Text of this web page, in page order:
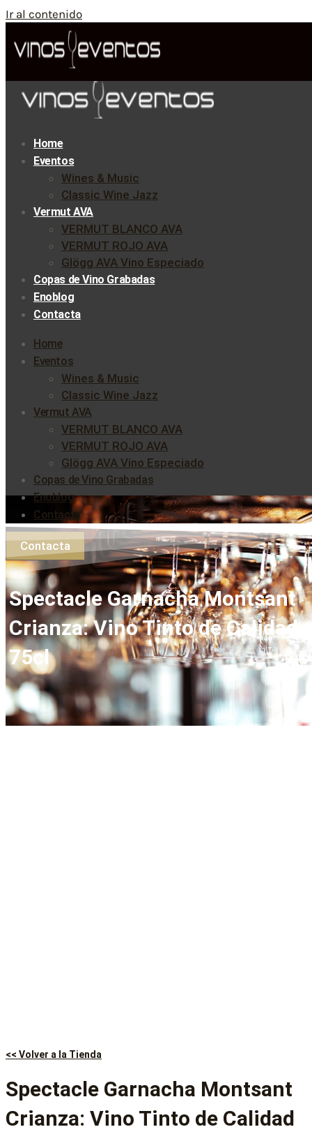
Ir al contenido
Home
Eventos
Wines & Music
Classic Wine Jazz
Vermut AVA
VERMUT BLANCO AVA
VERMUT ROJO AVA
Glögg AVA Vino Especiado
Copas de Vino Grabadas
Enoblog
Contacta
Home
Eventos
Wines & Music
Classic Wine Jazz
Vermut AVA
VERMUT BLANCO AVA
VERMUT ROJO AVA
Glögg AVA Vino Especiado
Copas de Vino Grabadas
Enoblog
Contacta
Contacta
Spectacle Garnacha Montsant
Crianza: Vino Tinto de Calidad
75cl
<< Volver a la Tienda
Spectacle Garnacha Montsant
Crianza: Vino Tinto de Calidad